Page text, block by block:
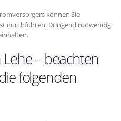
können Sie
durchführen. Dringend notwendig
– beachten
folgenden